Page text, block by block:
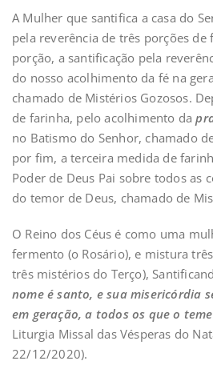
A Mulher que santifica a casa do
pela reverência de três porções
porção, a santificação pela
do nosso acolhimento da fé na
chamado de Mistérios Gozosos.
de farinha, pelo acolhimento da
no Batismo do Senhor, chamado
por fim, a terceira medida de
Poder de Deus Pai sobre todos as
do temor de Deus, chamado de
O Reino dos Céus é como uma
fermento (o Rosário), e mistura
três mistérios do Terço),
nome é santo, e sua misericórdia
em geração, a todos os que o
Liturgia Missal das Vésperas do
22/12/2020).